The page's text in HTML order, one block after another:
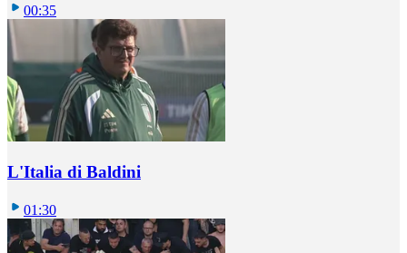
00:35
L'Italia di Baldini
01:30